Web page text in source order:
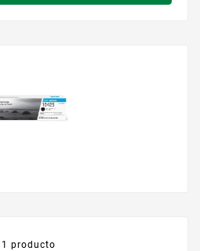
1 producto